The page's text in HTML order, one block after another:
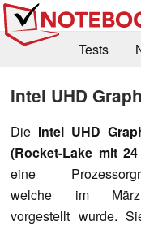
Tests
Forum
Intel UHD
Die Intel UHD
(Rocket-Lake mit
eine
welche im
vorgestellt wurde.